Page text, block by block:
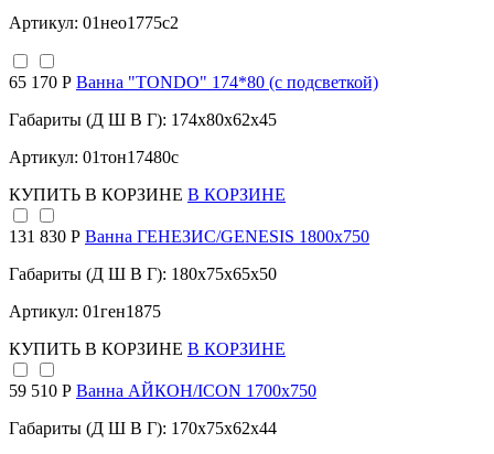
Артикул: 01нео1775с2
65 170 Р Ванна "TONDO" 174*80 (с подсветкой)
Габариты (Д Ш В Г): 174x80x62x45
Артикул: 01тон17480с
КУПИТЬ В КОРЗИНЕ В КОРЗИНЕ
131 830 Р Ванна ГЕНЕЗИС/GENESIS 1800х750
Габариты (Д Ш В Г): 180x75x65x50
Артикул: 01ген1875
КУПИТЬ В КОРЗИНЕ В КОРЗИНЕ
59 510 Р Ванна АЙКОН/ICON 1700х750
Габариты (Д Ш В Г): 170x75x62x44